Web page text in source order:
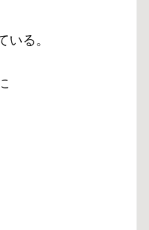
る。